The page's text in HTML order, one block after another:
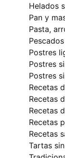
helados
pan y
pasta,
postres
postres
postres
recetas
recetas
recetas
recetas
recetas
tartas